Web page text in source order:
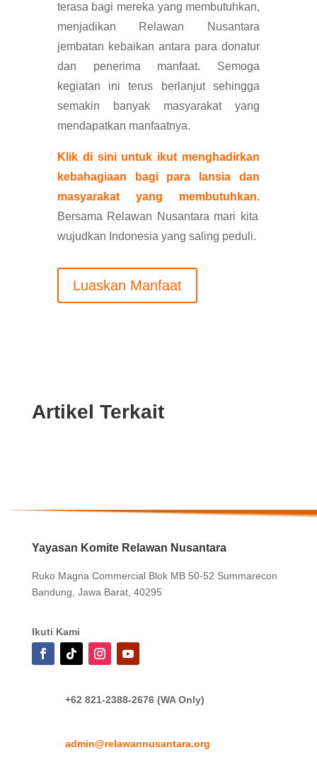
terasa bagi mereka yang membutuhkan,
menjadikan Relawan Nusantara
jembatan kebaikan antara para donatur
dan penerima manfaat. Semoga
kegiatan ini terus berlanjut sehingga
semakin banyak masyarakat yang
mendapatkan manfaatnya.
Klik di sini untuk ikut menghadirkan
kebahagiaan bagi para lansia dan
masyarakat yang membutuhkan.
Bersama Relawan Nusantara mari kita
wujudkan Indonesia yang saling peduli.
Luaskan Manfaat
Artikel Terkait
Yayasan Komite Relawan Nusantara
Ruko Magna Commercial Blok MB 50-52 Summarecon
Bandung, Jawa Barat, 40295
Ikuti Kami
+62 821-2388-2676 (WA Only)
admin@relawannusantara.org